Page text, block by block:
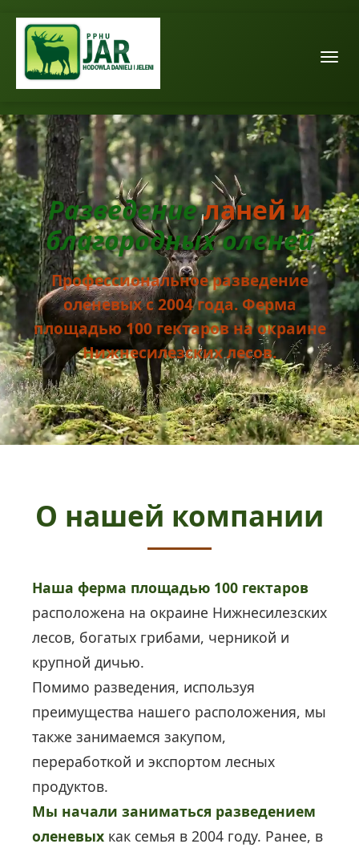
Разведениеланейи
благородных оленей
Профессиональное разведение
оленевых с 2004 года. Ферма
площадью 100 гектаров на окраине
Нижнесилезских лесов.
О нашей компании
Наша ферма площадью 100 гектаров
расположена на окраине Нижнесилезских
лесов, богатых грибами, черникой и
крупной дичью.
Помимо разведения, используя
преимущества нашего расположения, мы
также занимаемся закупом,
переработкой и экспортом лесных
продуктов.
Мы начали заниматься разведением
оленевых как семья в 2004 году. Ранее, в